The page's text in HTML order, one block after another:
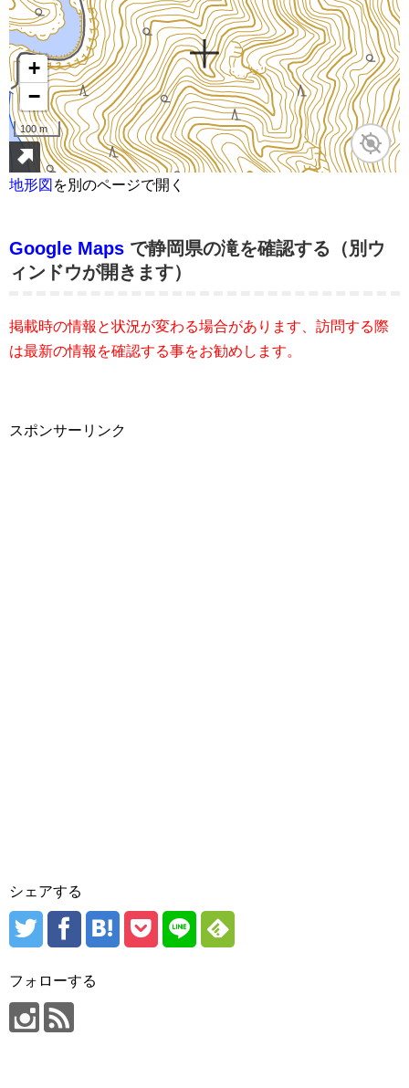
地形図 を別のページで開く
Google Maps で静岡県の滝を確認する（別ウ
ィンドウが開きます）
掲載時の情報と状況が変わる場合があります、訪問する際
は最新の情報を確認する事をお勧めします。
スポンサーリンク
シェアする
フォローする